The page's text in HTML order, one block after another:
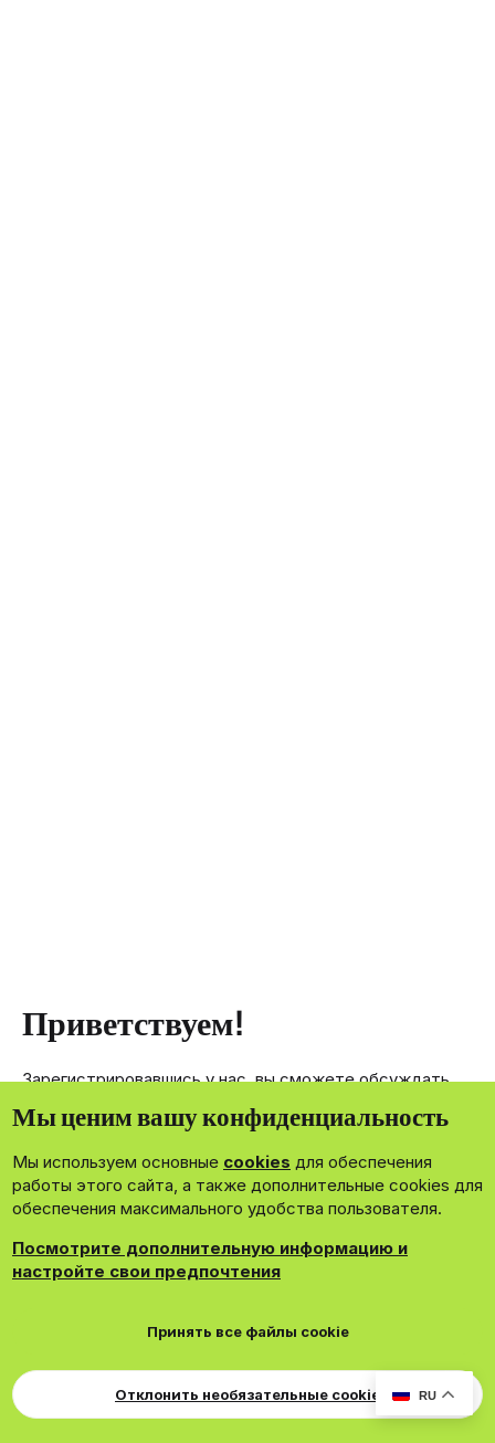
RU
Приветствуем!
Зарегистрировавшись у нас, вы сможете обсуждать,
членам нашего сообщества.
Зарегистрироваться сейчас!
DohTheme
Cookies Russian Обратная связь
Поддержка
Для правообладателей
EN Soundmain
Условия и правила
Политика конфиденциальности
Мы ценим вашу конфиденциальность
Мы используем основные cookies для обеспечения
работы этого сайта, а также дополнительные cookies для
обеспечения максимального удобства пользователя.
Посмотрите дополнительную информацию и
настройте свои предпочтения
Принять все файлы cookie
Отклонить необязательные cookie